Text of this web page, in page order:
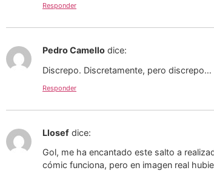
Responder
Pedro Camello dice:
Discrepo. Discretamente, pero discrepo…
Responder
Llosef dice:
Gol, me ha encantado este salto a
cómic funciona, pero en imagen real